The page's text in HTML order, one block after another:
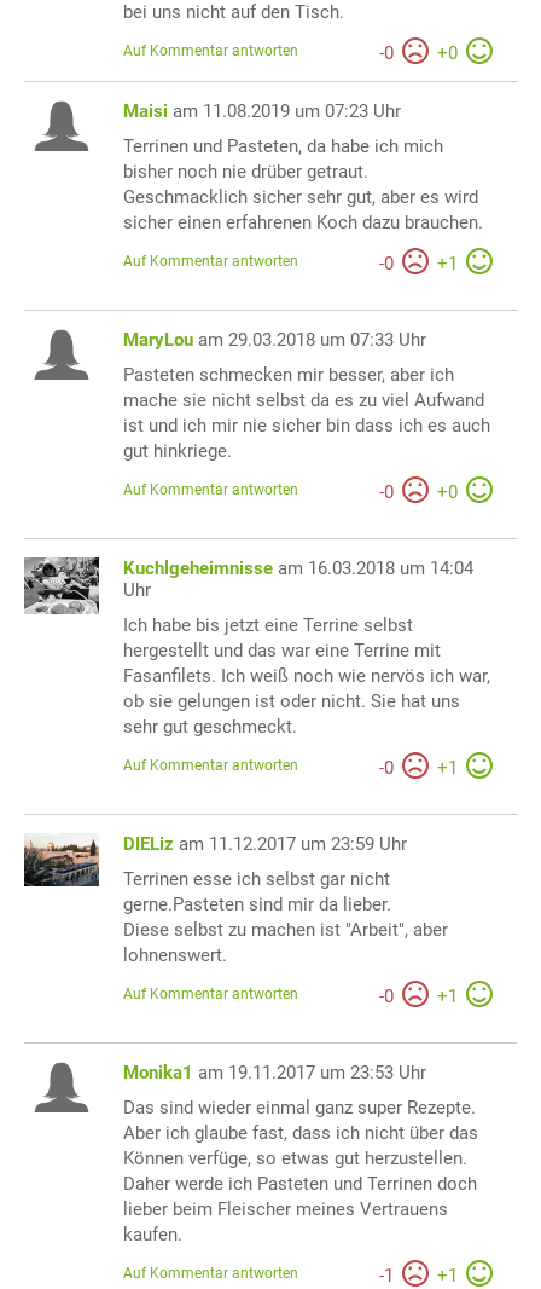
bei uns nicht auf den Tisch.
-0 +0
Auf Kommentar antworten
Maisi am 11.08.2019 um 07:23 Uhr
Terrinen und Pasteten, da habe ich mich
bisher noch nie drüber getraut.
Geschmacklich sicher sehr gut, aber es wird
sicher einen erfahrenen Koch dazu brauchen.
-0 +1
Auf Kommentar antworten
MaryLou am 29.03.2018 um 07:33 Uhr
Pasteten schmecken mir besser, aber ich
mache sie nicht selbst da es zu viel Aufwand
ist und ich mir nie sicher bin dass ich es auch
gut hinkriege.
-0 +0
Auf Kommentar antworten
Kuchlgeheimnisse am 16.03.2018 um 14:04
Uhr
Ich habe bis jetzt eine Terrine selbst
hergestellt und das war eine Terrine mit
Fasanfilets. Ich weiß noch wie nervös ich war,
ob sie gelungen ist oder nicht. Sie hat uns
sehr gut geschmeckt.
-0 +1
Auf Kommentar antworten
DIELiz am 11.12.2017 um 23:59 Uhr
Terrinen esse ich selbst gar nicht
gerne.Pasteten sind mir da lieber.
Diese selbst zu machen ist "Arbeit", aber
lohnenswert.
-0 +1
Auf Kommentar antworten
Monika1 am 19.11.2017 um 23:53 Uhr
Das sind wieder einmal ganz super Rezepte.
Aber ich glaube fast, dass ich nicht über das
Können verfüge, so etwas gut herzustellen.
Daher werde ich Pasteten und Terrinen doch
lieber beim Fleischer meines Vertrauens
kaufen.
-1 +1
Auf Kommentar antworten